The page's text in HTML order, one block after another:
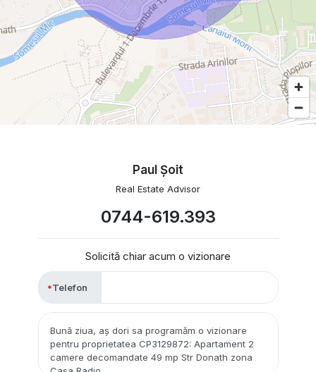
Paul Şoit
Real Estate Advisor
0744-619.393
Solicită chiar acum o vizionare
Telefon